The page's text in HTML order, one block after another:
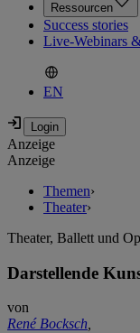
Ressourcen
Success stories
Live-Webinars
EN
Anzeige
Anzeige
Themen›
Theater›
Theater, Ballett und
Darstellende
von
René Bocksch,